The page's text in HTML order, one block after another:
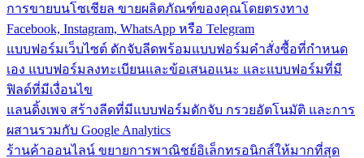
การขายบนโซเชียล ขายผลิตภัณฑ์ของคุณโดยตรงทาง
Facebook, Instagram, WhatsApp หรือ Telegram
แบบฟอร์มเว็บไซต์ ดักจับลีดพร้อมแบบฟอร์มคำสั่งซื้อที่กำหนด
เอง แบบฟอร์มลงทะเบียนและข้อเสนอแนะ และแบบฟอร์มที่มี
ฟิลด์ที่มีเงื่อนไข
แลนดิ้งเพจ สร้างลีดที่มีแบบฟอร์มดักจับ กรวยอัตโนมัติ และการ
ผสานรวมกับ Google Analytics
ร้านค้าออนไลน์ ขยายการพาณิชย์อิเล็กทรอนิกส์ให้มากที่สุด